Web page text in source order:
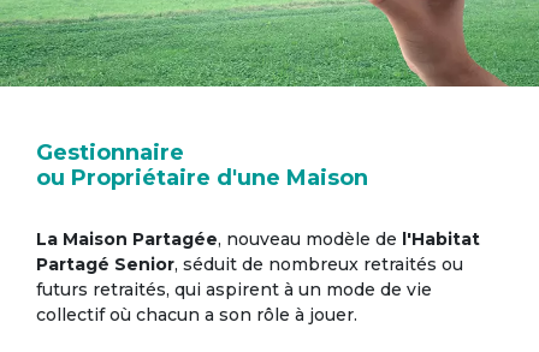
Gestionnaire
ou Propriétaire d'une Maison
La Maison Partagée, nouveau modèle de l'Habitat
Partagé Senior, séduit de nombreux retraités ou
futurs retraités, qui aspirent à un mode de vie
collectif où chacun a son rôle à jouer.